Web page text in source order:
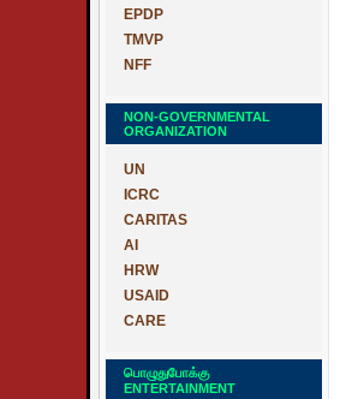
EPDP
TMVP
NFF
NON-GOVERNMENTAL
ORGANIZATION
UN
ICRC
CARITAS
AI
HRW
USAID
CARE
பொழுதுபோக்கு
ENTERTAINMENT